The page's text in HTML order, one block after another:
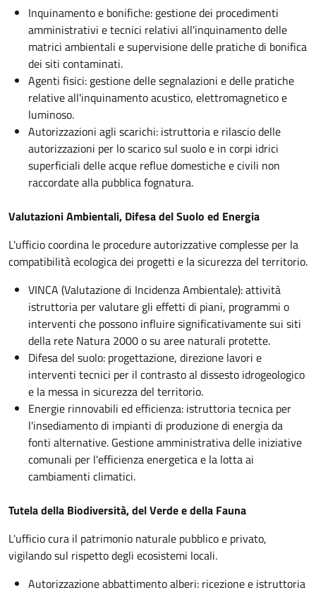
Inquinamento e bonifiche: gestione dei procedimenti
amministrativi e tecnici relativi all'inquinamento delle
matrici ambientali e supervisione delle pratiche di bonifica
dei siti contaminati.
Agenti fisici: gestione delle segnalazioni e delle pratiche
relative all'inquinamento acustico, elettromagnetico e
luminoso.
Autorizzazioni agli scarichi: istruttoria e rilascio delle
autorizzazioni per lo scarico sul suolo e in corpi idrici
superficiali delle acque reflue domestiche e civili non
raccordate alla pubblica fognatura.
Valutazioni Ambientali, Difesa del Suolo ed Energia
L'ufficio coordina le procedure autorizzative complesse per la
compatibilità ecologica dei progetti e la sicurezza del territorio.
VINCA (Valutazione di Incidenza Ambientale): attività
istruttoria per valutare gli effetti di piani, programmi o
interventi che possono influire significativamente sui siti
della rete Natura 2000 o su aree naturali protette.
Difesa del suolo: progettazione, direzione lavori e
interventi tecnici per il contrasto al dissesto idrogeologico
e la messa in sicurezza del territorio.
Energie rinnovabili ed efficienza: istruttoria tecnica per
l'insediamento di impianti di produzione di energia da
fonti alternative. Gestione amministrativa delle iniziative
comunali per l'efficienza energetica e la lotta ai
cambiamenti climatici.
Tutela della Biodiversità, del Verde e della Fauna
L'ufficio cura il patrimonio naturale pubblico e privato,
vigilando sul rispetto degli ecosistemi locali.
Autorizzazione abbattimento alberi: ricezione e istruttoria